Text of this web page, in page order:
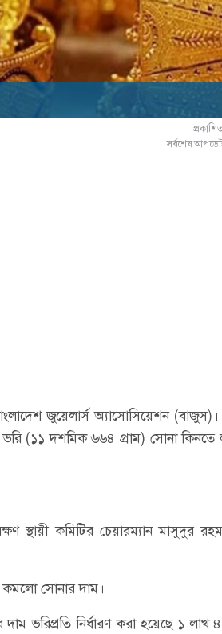
সর্বশেষ
জুয়েলার্স অ্যাসোসিয়েশন
(১১ দশমিক ৬৬৪ গ্রাম) সোনা
স্থায়ী কমিটির চেয়ারম্যান মাসুদুর
কমলো সোনার দাম।
ভরিপ্রতি নির্ধারণ করা হয়েছে ১ লাখ